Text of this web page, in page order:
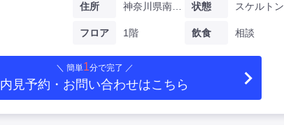
住所
フロア 1階
状態 スケルトン
飲食 相談
＼ 簡単1分で完了 ／
内見予約・お問い合わせはこちら